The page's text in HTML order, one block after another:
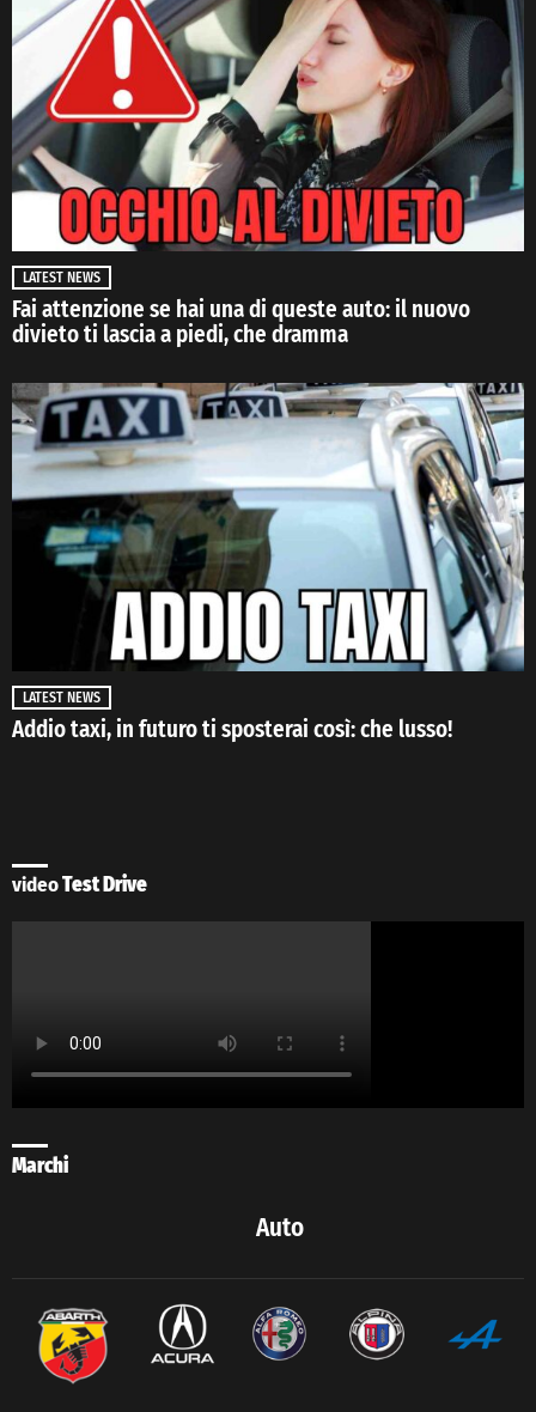
LATEST NEWS
Fai attenzione se hai una di queste auto: il nuovo
divieto ti lascia a piedi, che dramma
LATEST NEWS
Addio taxi, in futuro ti sposterai così: che lusso!
videoTest Drive
Marchi
Auto